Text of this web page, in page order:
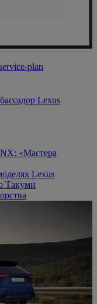
plan
Lexus
«Мастера
Lexus
Такуми